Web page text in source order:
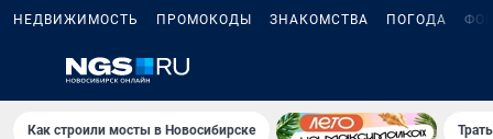
НЕДВИЖИМОСТЬ ПРОМОКОДЫ ЗНАКОМСТВА ПОГОДА
Как строили мосты в Новосибирске